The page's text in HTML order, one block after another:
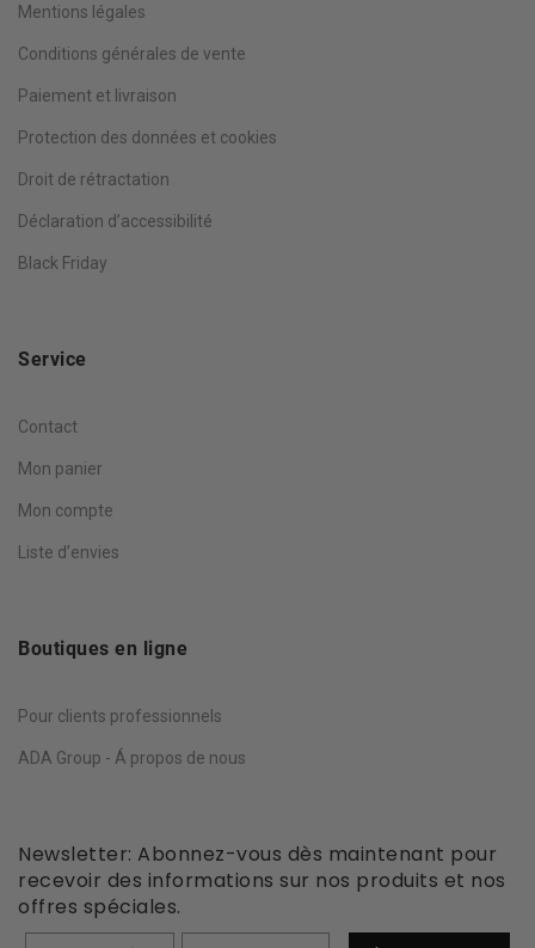
Mentions légales
Conditions générales de vente
Paiement et livraison
Protection des données et cookies
Droit de rétractation
Déclaration d’accessibilité
Black Friday
Service
Contact
Mon panier
Mon compte
Liste d’envies
Boutiques en ligne
Pour clients professionnels
ADA Group - Á propos de nous
Newsletter: Abonnez-vous dès maintenant pour
recevoir des informations sur nos produits et nos
offres spéciales.